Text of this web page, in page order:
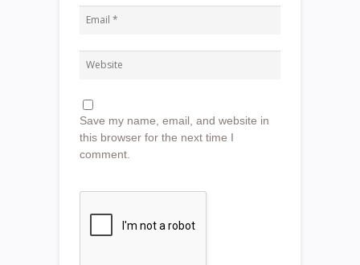
Save my name, email, and website in
this browser for the next time I
comment.